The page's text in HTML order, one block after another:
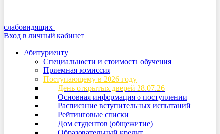
слабовидящих
Вход в личный кабинет
Абитуриенту
Специальности и стоимость обучения
Приемная комиссия
Поступающему в 2026 году
День открытых дверей 28.07.26
Основная информация о поступлении
Расписание вступительных испытаний
Рейтинговые списки
Дом студентов (общежитие)
Образовательный кредит